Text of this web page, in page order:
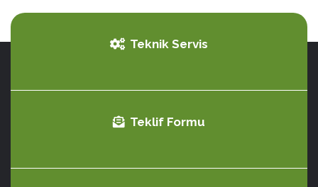
Teknik Servis
Teklif Formu